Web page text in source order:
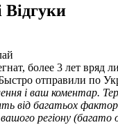
Відгуки
более 3 лет вряд
отправили по
і ваш коментар.
від багатьох
регіону (багато